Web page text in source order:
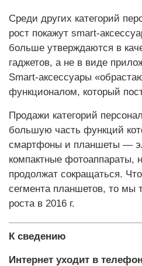
Среди других категорий
рост покажут smart-
больше утверждаются в
гаджетов, а не в виде
Smart-аксессуары
функционалом, который
Продажи категорий
большую часть функций
смартфоны и планшеты —
компактные фотоаппараты,
продолжат сокращаться.
сегмента планшетов, то мы
роста в 2016 г.
К сведению
Интернет уходит в